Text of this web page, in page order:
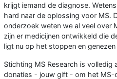
krijgt iemand de diagnose.
hard naar de oplossing voor MS.
onderzoek weten we al veel over
zijn er medicijnen ontwikkeld die
ligt nu op het stoppen en genezen
Stichting MS Research is volledig
donaties - jouw gift - om het MS-